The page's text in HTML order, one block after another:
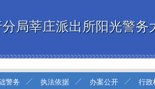
分局莘庄派出所阳光警务
警务 执法依据 办案公开 行政